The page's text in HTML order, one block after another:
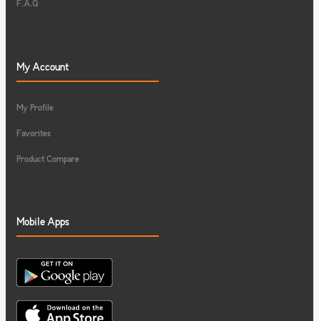
F.A.Q
My Account
My Profile
Favorites
Product Compare
Mobile Apps